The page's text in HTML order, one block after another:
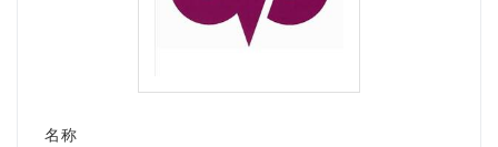
名称